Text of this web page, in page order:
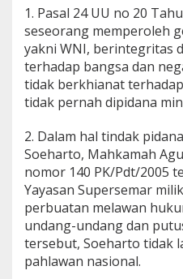
n
e
l
a
n
g
g
r
H
u
k
u
m
,
L
u
1. Pasal 24 UU no 20
seseorang memperoleh
yakni WNI, berintegritas
terhadap bangsa dan
tidak berkhianat
tidak pernah dipidana
2. Dalam hal tindak
Soeharto, Mahkamah
nomor 140 PK/Pdt/2005
Yayasan Supersemar
perbuatan melawan
undang-undang dan
tersebut, Soeharto tidak
pahlawan nasional.